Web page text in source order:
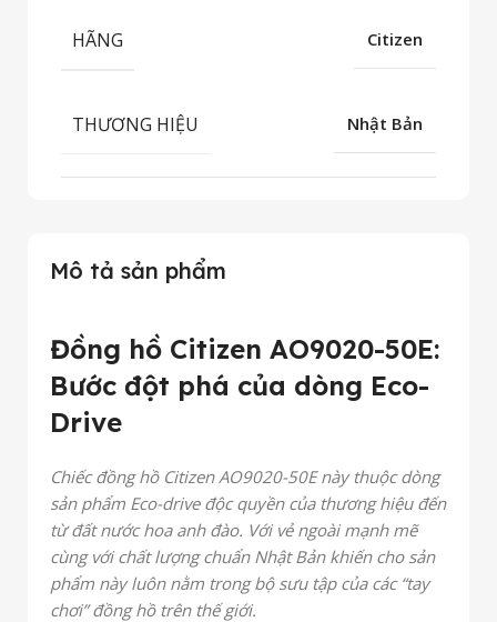
Mô tả sản phẩm
Đồng hồ Citizen AO9020-50E:
Bước đột phá của dòng Eco-
Drive
Chiếc đồng hồ Citizen AO9020-50E này thuộc dòng
sản phẩm Eco-drive độc quyền của thương hiệu đến
từ đất nước hoa anh đào. Với vẻ ngoài mạnh mẽ
cùng với chất lượng chuẩn Nhật Bản khiến cho sản
phẩm này luôn nằm trong bộ sưu tập của các “tay
chơi” đồng hồ trên thế giới.
HÃNG Citizen
THƯƠNG HIỆU Nhật Bản